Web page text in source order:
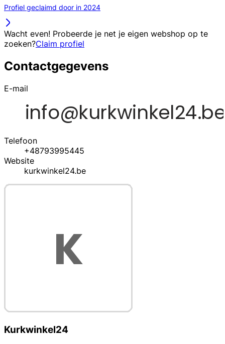
Profiel geclaimd door in 2024
Wacht even! Probeerde je net je eigen webshop op te
zoeken?Claim profiel
Contactgegevens
E-mail
Telefoon
+48793995445
Website
kurkwinkel24.be
Kurkwinkel24